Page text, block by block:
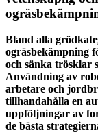
Bland alla
ogräsbekämpning
och sänka trösklar
Användning av
arbetare och
tillhandahålla en
uppföljningar av
de bästa